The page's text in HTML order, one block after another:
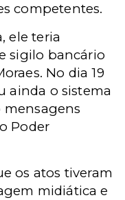
competentes.
ele teria
sigilo bancário
No dia 19
ainda o sistema
mensagens
Poder
os atos tiveram
midiática e